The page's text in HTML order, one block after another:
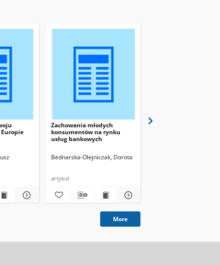
Zachowania młodych
konsumentów na rynku
usług bankowych
Bednarska-Olejniczak, Dorota
artykuł
More